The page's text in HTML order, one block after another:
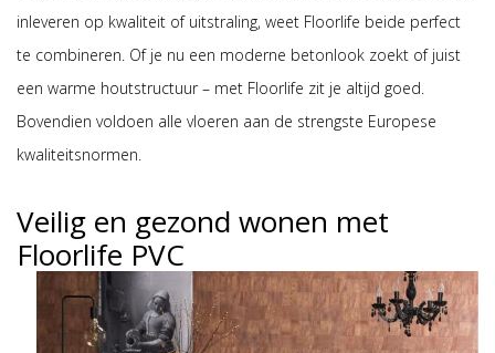
inleveren op kwaliteit of uitstraling, weet Floorlife beide perfect
te combineren. Of je nu een moderne betonlook zoekt of juist
een warme houtstructuur – met Floorlife zit je altijd goed.
Bovendien voldoen alle vloeren aan de strengste Europese
kwaliteitsnormen.
Veilig en gezond wonen met
Floorlife PVC